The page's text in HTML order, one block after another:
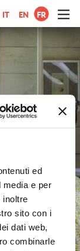
ed
media e per
inoltre
sito con i
dati web,
combinarle
IT EN FR